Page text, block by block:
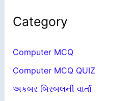
Category
Computer MCQ
Computer MCQ QUIZ
અકબર બિરબલની વાર્તા